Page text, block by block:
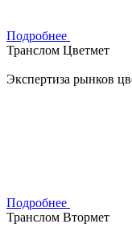
Подробнее
Транслом Цветмет
Экспертиза рынков
Подробнее
Транслом Втормет